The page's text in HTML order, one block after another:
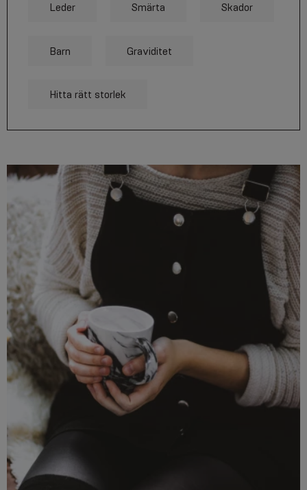
Leder Smärta Skador
Barn Graviditet
Hitta rätt storlek